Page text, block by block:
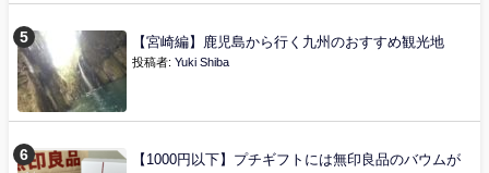
【宮崎編】鹿児島から行く九州のおすすめ観光地
投稿者: Yuki Shiba
【1000円以下】プチギフトには無印良品のバウムが